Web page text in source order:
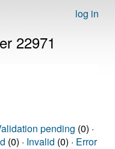
log in
22971
pending (0) ·
(0) · Invalid (0) · Error